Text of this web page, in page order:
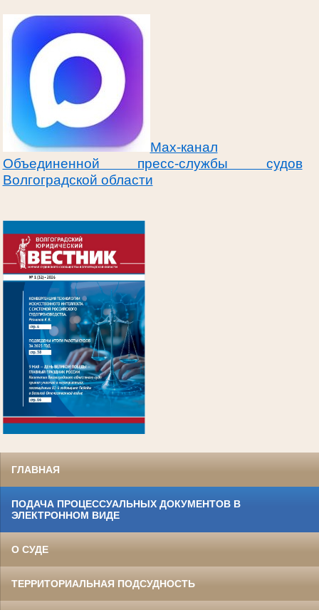
Max-канал
Объединенной пресс-службы судов
Волгоградской области
ГЛАВНАЯ
ПОДАЧА ПРОЦЕССУАЛЬНЫХ ДОКУМЕНТОВ В
ЭЛЕКТРОННОМ ВИДЕ
О СУДЕ
ТЕРРИТОРИАЛЬНАЯ ПОДСУДНОСТЬ